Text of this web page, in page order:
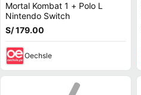
Mortal Kombat 1 + Polo L
Nintendo Switch
S/ 179.00
Oechsle